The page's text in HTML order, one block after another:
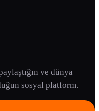
ve dünya
sosyal platform.